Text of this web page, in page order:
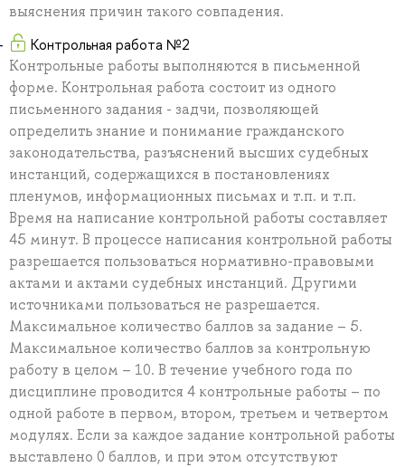
выяснения причин такого совпадения.
Контрольная работа №2
Контрольные работы выполняются в письменной
форме. Контрольная работа состоит из одного
письменного задания - задчи, позволяющей
определить знание и понимание гражданского
законодательства, разъяснений высших судебных
инстанций, содержащихся в постановлениях
пленумов, информационных письмах и т.п. и т.п.
Время на написание контрольной работы составляет
45 минут. В процессе написания контрольной работы
разрешается пользоваться нормативно-правовыми
актами и актами судебных инстанций. Другими
источниками пользоваться не разрешается.
Максимальное количество баллов за задание – 5.
Максимальное количество баллов за контрольную
работу в целом – 10. В течение учебного года по
дисциплине проводится 4 контрольные работы – по
одной работе в первом, втором, третьем и четвертом
модулях. Если за каждое задание контрольной работы
выставлено 0 баллов, и при этом отсутствуют